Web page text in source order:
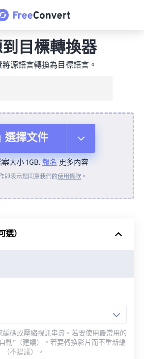
目標轉換器
源語言轉換為目標語言。
選擇文件
自裝置
自 Google 雲端硬碟
大小 1GB.報名更多內容
即表示您同意我們的使用條款 。
選）
編碼或壓縮視訊串流。若要使用最常用的
動”（建議）。若要轉換影片而不重新編
不建議）。